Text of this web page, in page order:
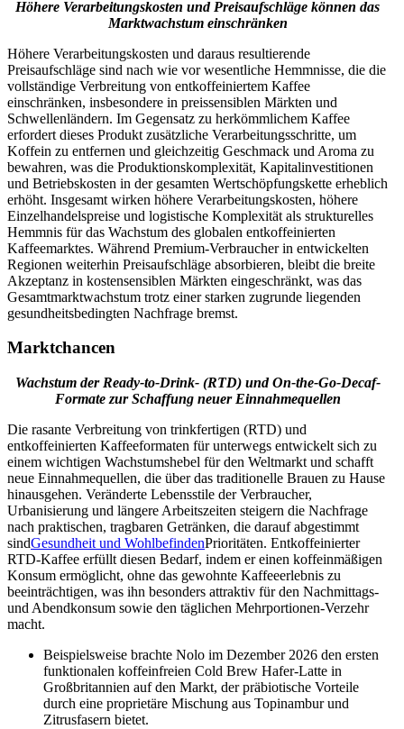
Höhere Verarbeitungskosten und Preisaufschläge können das
Marktwachstum einschränken
Höhere Verarbeitungskosten und daraus resultierende
Preisaufschläge sind nach wie vor wesentliche Hemmnisse, die die
vollständige Verbreitung von entkoffeiniertem Kaffee
einschränken, insbesondere in preissensiblen Märkten und
Schwellenländern. Im Gegensatz zu herkömmlichem Kaffee
erfordert dieses Produkt zusätzliche Verarbeitungsschritte, um
Koffein zu entfernen und gleichzeitig Geschmack und Aroma zu
bewahren, was die Produktionskomplexität, Kapitalinvestitionen
und Betriebskosten in der gesamten Wertschöpfungskette erheblich
erhöht. Insgesamt wirken höhere Verarbeitungskosten, höhere
Einzelhandelspreise und logistische Komplexität als strukturelles
Hemmnis für das Wachstum des globalen entkoffeinierten
Kaffeemarktes. Während Premium-Verbraucher in entwickelten
Regionen weiterhin Preisaufschläge absorbieren, bleibt die breite
Akzeptanz in kostensensiblen Märkten eingeschränkt, was das
Gesamtmarktwachstum trotz einer starken zugrunde liegenden
gesundheitsbedingten Nachfrage bremst.
Marktchancen
Wachstum der Ready-to-Drink- (RTD) und On-the-Go-Decaf-
Formate zur Schaffung neuer Einnahmequellen
Die rasante Verbreitung von trinkfertigen (RTD) und
entkoffeinierten Kaffeeformaten für unterwegs entwickelt sich zu
einem wichtigen Wachstumshebel für den Weltmarkt und schafft
neue Einnahmequellen, die über das traditionelle Brauen zu Hause
hinausgehen. Veränderte Lebensstile der Verbraucher,
Urbanisierung und längere Arbeitszeiten steigern die Nachfrage
nach praktischen, tragbaren Getränken, die darauf abgestimmt
sindGesundheit und WohlbefindenPrioritäten. Entkoffeinierter
RTD-Kaffee erfüllt diesen Bedarf, indem er einen koffeinmäßigen
Konsum ermöglicht, ohne das gewohnte Kaffeeerlebnis zu
beeinträchtigen, was ihn besonders attraktiv für den Nachmittags-
und Abendkonsum sowie den täglichen Mehrportionen-Verzehr
macht.
Beispielsweise brachte Nolo im Dezember 2026 den ersten
funktionalen koffeinfreien Cold Brew Hafer-Latte in
Großbritannien auf den Markt, der präbiotische Vorteile
durch eine proprietäre Mischung aus Topinambur und
Zitrusfasern bietet.